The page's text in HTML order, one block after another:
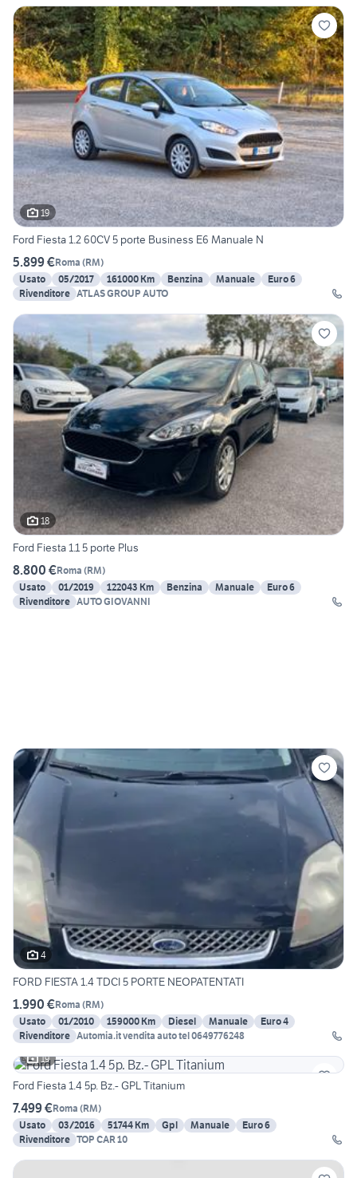
19
Ford Fiesta 1.2 60CV 5 porte Business E6 Manuale N
5.899 €Roma (RM)
Usato
05/2017 161000 Km Benzina Manuale
Euro 6
Rivenditore ATLAS GROUP AUTO
18
Ford Fiesta 1.1 5 porte Plus
8.800 €Roma (RM)
Usato
01/2019 122043 Km Benzina Manuale
Euro 6
Rivenditore AUTO GIOVANNI
4
FORD FIESTA 1.4 TDCI 5 PORTE NEOPATENTATI
1.990 €Roma (RM)
Usato
01/2010 159000 Km Diesel Manuale
Euro 4
Rivenditore Automia.it vendita auto tel 0649776248
19
Ford Fiesta 1.4 5p. Bz.- GPL Titanium
7.499 €Roma (RM)
Usato
03/2016 51744 Km Gpl Manuale
Euro 6
Rivenditore TOP CAR 10